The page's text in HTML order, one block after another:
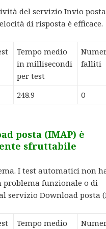
del servizio Invio posta
di risposta è efficace.
Tempo medio
in millisecondi
per test
falliti
248.9 0
posta (IMAP) è
sfruttabile
I test automatici non
problema funzionale o di
servizio Download posta
Tempo medio